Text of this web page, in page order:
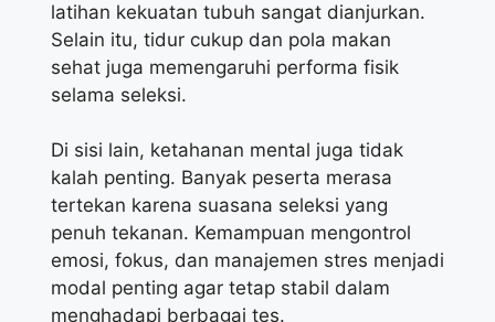
latihan kekuatan tubuh sangat dianjurkan.
Selain itu, tidur cukup dan pola makan
sehat juga memengaruhi performa fisik
selama seleksi.
Di sisi lain, ketahanan mental juga tidak
kalah penting. Banyak peserta merasa
tertekan karena suasana seleksi yang
penuh tekanan. Kemampuan mengontrol
emosi, fokus, dan manajemen stres menjadi
modal penting agar tetap stabil dalam
menghadapi berbagai tes.